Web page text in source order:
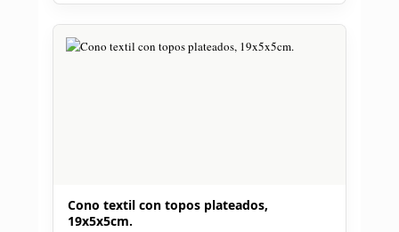
Cono textil con topos plateados,
19x5x5cm.